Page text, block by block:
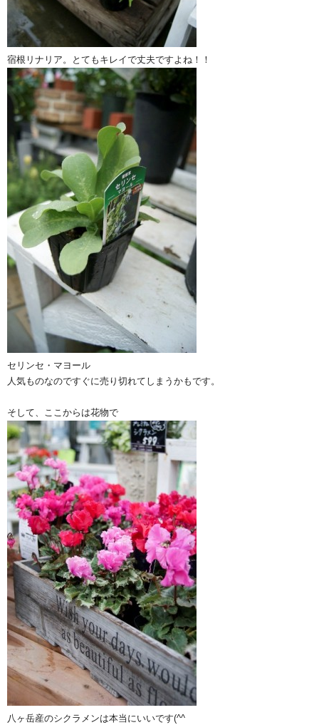
宿根リナリア。とてもキレイで丈夫ですよね！！
セリンセ・マヨール
人気ものなのですぐに売り切れてしまうかもです。
そして、ここからは花物で
八ヶ岳産のシクラメンは本当にいいです(^^ゞ